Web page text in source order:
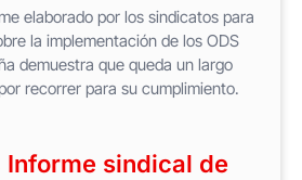
elaborado por los sindicatos para
la implementación de los ODS
demuestra que queda un largo
recorrer para su cumplimiento.
Informe sindical de